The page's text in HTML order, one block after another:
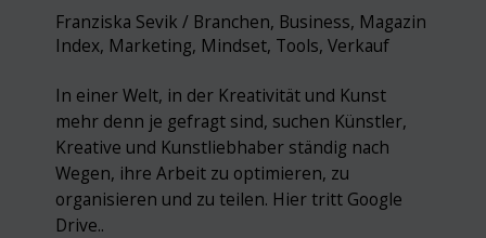
Franziska Sevik/ Branchen, Business, Magazin
Index, Marketing, Mindset, Tools,Verkauf
In einer Welt, in der Kreativität und Kunst
mehr denn je gefragt sind, suchen Künstler,
Kreative und Kunstliebhaber ständig nach
Wegen, ihre Arbeit zu optimieren, zu
organisieren und zu teilen. Hier tritt Google
Drive..